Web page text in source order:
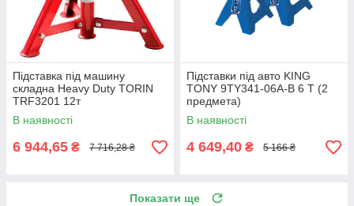
Підставка під машину
складна Heavy Duty TORIN
TRF3201 12т
В наявності
6 944,65 ₴ 7 716,28 ₴
Підставки під авто KING
TONY 9TY341-06A-B 6 Т (2
предмета)
В наявності
4 649,40 ₴ 5 166 ₴
Показати ще